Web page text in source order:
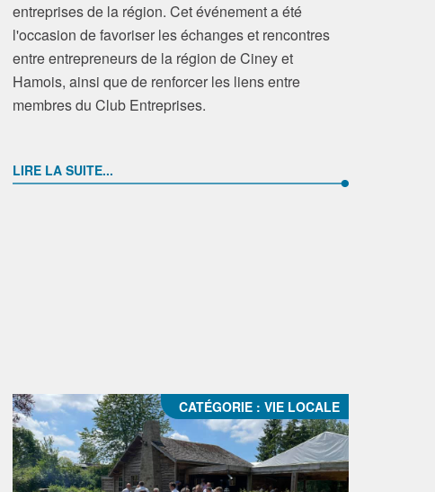
entreprises de la région. Cet événement a été
l'occasion de favoriser les échanges et rencontres
entre entrepreneurs de la région de Ciney et
Hamois, ainsi que de renforcer les liens entre
membres du Club Entreprises.
LIRE LA SUITE...
CATÉGORIE :VIE LOCALE